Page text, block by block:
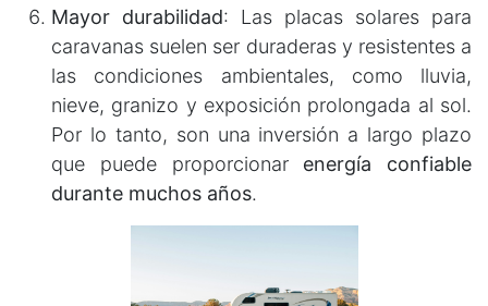
Mayor durabilidad: Las placas solares para
caravanas suelen ser duraderas y resistentes a
las condiciones ambientales, como lluvia,
nieve, granizo y exposición prolongada al sol.
Por lo tanto, son una inversión a largo plazo
que puede proporcionar energía confiable
durante muchos años.